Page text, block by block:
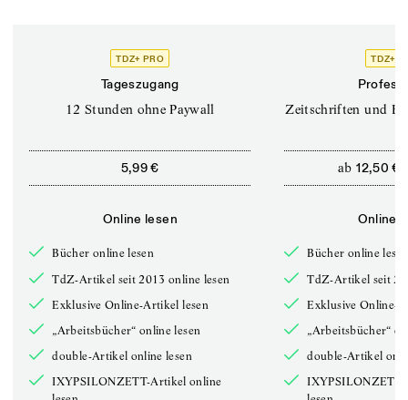
TDZ+ PRO
Tageszugang
12 Stunden ohne Paywall
5,99 €
Online lesen
Bücher online lesen
TdZ-Artikel seit 2013 online lesen
Exklusive Online-Artikel lesen
„Arbeitsbücher“ online lesen
double-Artikel online lesen
IXYPSILONZETT-Artikel online
TDZ+
Zeitschriften und
ab 12,50 €
Online
Bücher online
TdZ-Artikel seit
Exklusive Online-
„Arbeitsbücher“
double-Artikel